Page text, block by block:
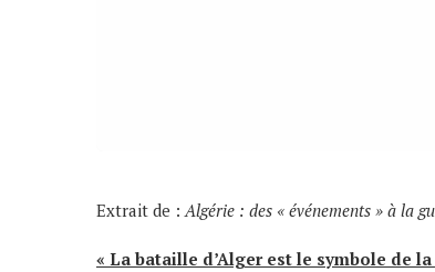
Extrait de :Algérie : des « événements » à la
« La bataille d’Alger est le symbole de la